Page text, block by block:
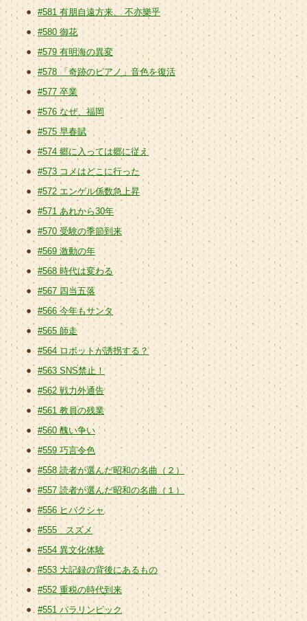
#581 有朋自遠方来、 不亦樂乎
#580 御花
#579 有明海の異変
#578 「奇跡のピアノ」音色を復活
#577 卒業
#576 なぜ、福岡
#575 早春賦
#574 郷に入っては郷に従え
#573 コメはどこに行った
#572 エンゲル係数急上昇
#571 あれから30年
#570 受験の季節到来
#569 激動の年
#568 時代は変わる
#567 四当五落
#566 今年もサンタ
#565 師走
#564 ロボットが誘拐する？
#563 SNS禁止！
#562 戦力外通告
#561 教員の残業
#560 醜い争い
#559 巧言令色
#558 読者が選んだ昭和の名曲（２）
#557 読者が選んだ昭和の名曲（１）
#556 ヒバクシャ
#555 スズメ
#554 異文化体験
#553 大記録の背後にあるもの
#552 重税の時代到来
#551 パラリンピック